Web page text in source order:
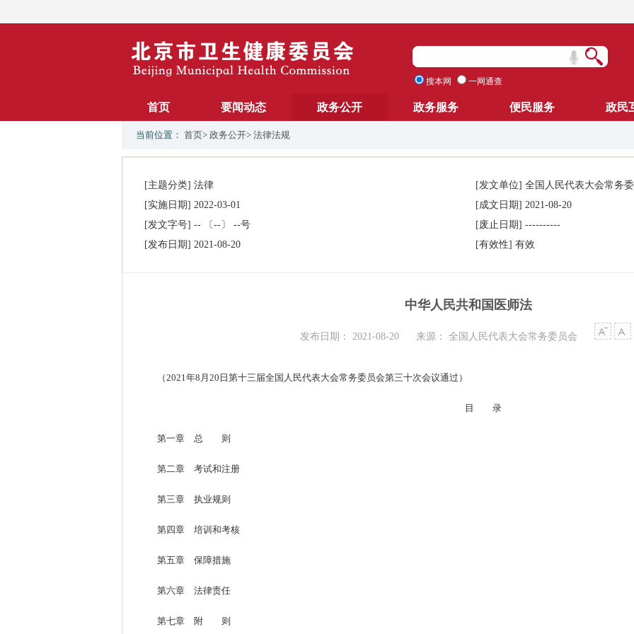
搜本网 一网通查
首页 要闻动态 政务公开 政务服务 便民服务 政民
当前位置： 首页> 政务公开> 法律法规
[主题分类] 法律 [发文单位] 全国人民代表大会常务
[实施日期] 2022-03-01 [成文日期] 2021-08-20
[发文字号] -- 〔--〕 --号 [废止日期] ----------
[发布日期] 2021-08-20 [有效性] 有效
中华人民共和国医师法
发布日期： 2021-08-20 来源： 全国人民代表大会常务委员会
（2021年8月20日第十三届全国人民代表大会常务委员会第三十次会议通过）
目 录
第一章 总 则
第二章 考试和注册
第三章 执业规则
第四章 培训和考核
第五章 保障措施
第六章 法律责任
第七章 附 则